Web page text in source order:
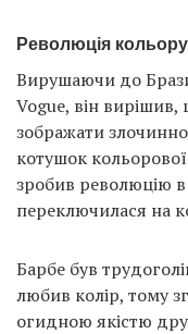
Революція
Вирушаючи до
Vogue, він вирішив,
зображати
котушок
зробив революцію
переключилася на
Барбе був
любив колір, тому
огидною якістю